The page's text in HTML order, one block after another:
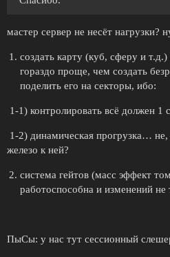
мастер сервер не несёт нагрузки?
создать карту (куб, сферу и
гораздо проще, чем создать
поделить его на секторы, ибо:
1-1) контролировать всё должен 1
1-2) динамическая прогрузка…
железо к ней?
система гейтов (масс эффект
работоспособна и изменений
ПыСы: у нас тут сессионный